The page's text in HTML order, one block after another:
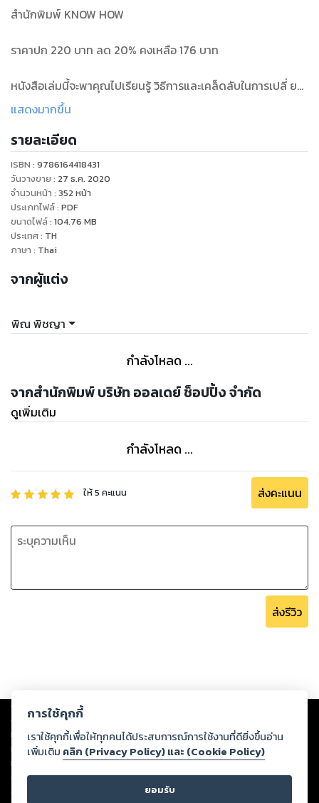
สำนักพิมพ์ KNOW HOW
ราคาปก 220 บาท ลด 20% คงเหลือ 176 บาท
หนังสือเล่มนี้จะพาคุณไปเรียนรู้ วิธีการและเคล็ดลับในการเปลี่ ยน
แปลงตัวเองทางด้านการใช้จ่ ายอย่างชาญฉลาด ซึ่งจะทำให้คุณ
ชิน แต่เมื่อเวลาผ่านไป บวกกับความตั้งใจที่จะเปลี่ ยนแปลงการ
เงินของตัวคุณเองให้มั่ นคงและมั่งคั่งยิ่งขึ้น เวลาเพียง 52 สัปดาห์
จะนำพาคุณไปสู่การเปลี่ยนแปลงที่ ยิ่งใหญ่ในชีวิต ที่มอบความสุข
และความร่ำรวยให้ กับคุณ แล้วคุณจะทึ่งกับคุณคนใหม่ที่มี เงินเก็บ
ก้อนโต
ดูหนังสือเรื่องอื่นๆ ของเรา ได้ที่ www.phetpraguy.com
แสดงมากขึ้น
รายละเอียด
ISBN : 9786164418431
วันวางขาย : 27 ธ.ค. 2020
จำนวนหน้า : 352 หน้า
ประเภทไฟล์: PDF
ขนาดไฟล์: 104.76 MB
ประเทศ: TH
ภาษา : Thai
จากผู้แต่ง
พิณ พิชญา
กำลังโหลด ...
จากสำนักพิมพ์ บริษัท ออลเดย์ ช็อปปิ้ง จำกัด
ดูเพิ่มเติม
กำลังโหลด ...
ให้5 คะแนน ส่งคะแนน
ส่งรีวิว
Copyright © 2026
ต่อผลงานหรือเนื้อหาใดที่อัปโหลดผ่านเว็บไซต์และปรากฏว่าละเมิดสิทธิใน
ทรัพย์สินทางปัญญาของบุคคลอื่นหรือขัดต่อกฎหมายและศีลธรรม ดังนั้น ผู้อ่าน
ทุกท่านโปรดใช้วิจารณญาณในการกลั่นกรองด้วยตนเอง และหากท่านพบว่าส่วน
หนึ่งส่วนใดขัดต่อกฎหมายและศีลธรรม กรุณาแจ้งมายังบริษัท เพื่อทีมงานจะได้
ดำเนินการในทันที ทั้งนี้ ทางสตอรี่ล็อกขอสงวนลิขสิทธิ์ตามพระราชบัญญัติ
ลิขสิทธิ์ พ.ศ. 2537 (ฉบับล่าสุด)
การใช้คุกกี้
เราใช้คุกกี้เพื่อให้ทุกคนได้ประสบการณ์การใช้งานที่ดียิ่งขึ้นอ่าน
เพิ่มเติม คลิก (Privacy Policy) และ (Cookie Policy)
ยอมรับ